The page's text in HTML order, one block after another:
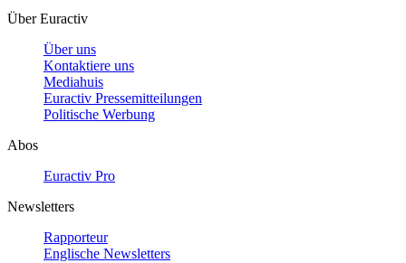
Über Euractiv
Über uns
Kontaktiere uns
Mediahuis
Euractiv Pressemitteilungen
Politische Werbung
Abos
Euractiv Pro
Newsletters
Rapporteur
Englische Newsletters